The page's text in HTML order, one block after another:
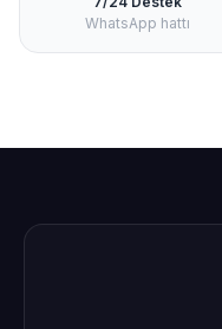
WhatsApp hattı